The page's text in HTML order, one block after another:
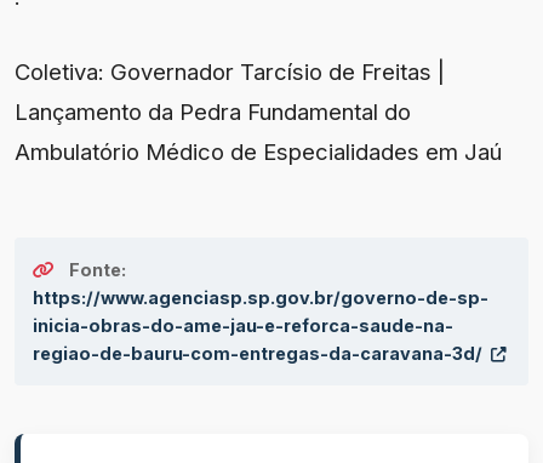
Coletiva: Governador Tarcísio de Freitas |
Lançamento da Pedra Fundamental do
Ambulatório Médico de Especialidades em Jaú
Fonte:
https://www.agenciasp.sp.gov.br/governo-de-sp-
inicia-obras-do-ame-jau-e-reforca-saude-na-
regiao-de-bauru-com-entregas-da-caravana-3d/